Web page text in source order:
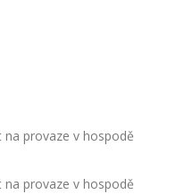
provaze v hospodě
provaze v hospodě